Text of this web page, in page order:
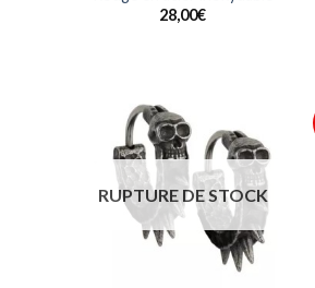
28,00€
à ma
liste
RUPTURE DE STOCK